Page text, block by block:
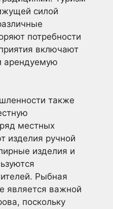
силой
потребности
включают
арендуемую
также
местных
изделия ручной
изделия и
Рыбная
является важной
поскольку